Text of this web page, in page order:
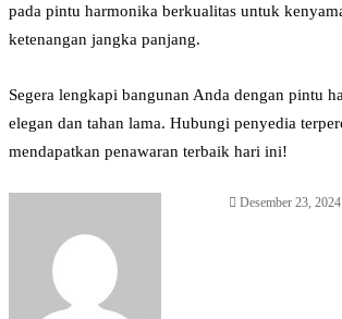
pada pintu harmonika berkualitas untuk
ketenangan jangka panjang.
Segera lengkapi bangunan Anda dengan pintu
elegan dan tahan lama. Hubungi penyedia
mendapatkan penawaran terbaik hari ini!
Desember 23, 2024